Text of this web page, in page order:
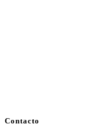
Contacto